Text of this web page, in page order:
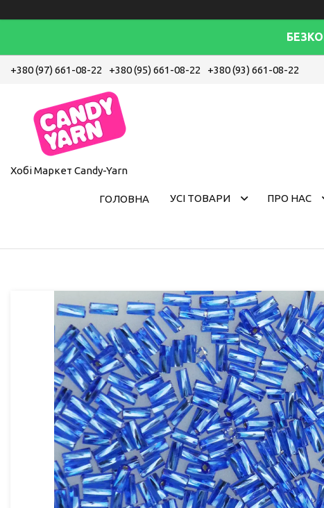
+380 (97) 661-08-22 +380 (95) 661-08-22 +380 (93) 661-08-22
Хобі Маркет Candy-Yarn
ГОЛОВНА УСІ ТОВАРИ ПРО НАС